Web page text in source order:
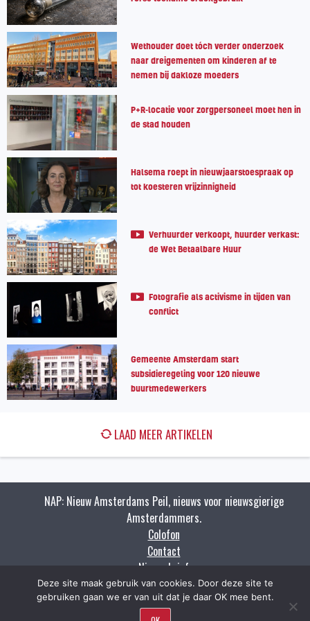
Wethouder doet tóch verder onderzoek
naar dreigementen om kinderen af te
nemen bij dakloze moeders
P+R-locatie voor zorgpersoneel moet hen in
de stad houden
Halsema roept in nieuwjaarstoespraak op
tot koesteren vrijzinnigheid
Verhuurder verkoopt, huurder verkast:
de Wet Betaalbare Huur
Fotografie als activisme in tijden van
conflict
Gemeente Amsterdam start
subsidieregeling voor 120 nieuwe
buurtmedewerkers
LAAD MEER ARTIKELEN
NAP: Nieuw Amsterdams Peil, nieuws voor nieuwsgierige
Amsterdammers.
Colofon
Contact
Nieuwsbrief
Zoeken
Deze site maak gebruik van cookies. Door deze site te
gebruiken gaan we er van uit dat je daar OK mee bent.